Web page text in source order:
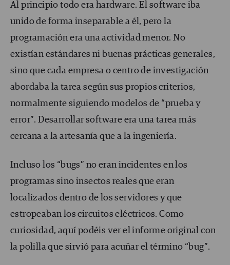
Al principio todo era hardware. El software iba
unido de forma inseparable a él, pero la
programación era una actividad menor. No
existían estándares ni buenas prácticas generales,
sino que cada empresa o centro de investigación
abordaba la tarea según sus propios criterios,
normalmente siguiendo modelos de “prueba y
error”. Desarrollar software era una tarea más
cercana a la artesanía que a la ingeniería.
Incluso los “bugs” no eran incidentes en los
programas sino insectos reales que eran
localizados dentro de los servidores y que
estropeaban los circuitos eléctricos. Como
curiosidad, aquí podéis ver el informe original con
la polilla que sirvió para acuñar el término “bug”.